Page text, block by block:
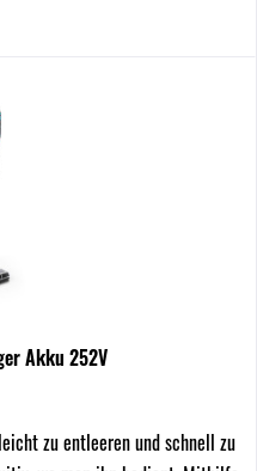
Akku 252V
zu entleeren und schnell zu